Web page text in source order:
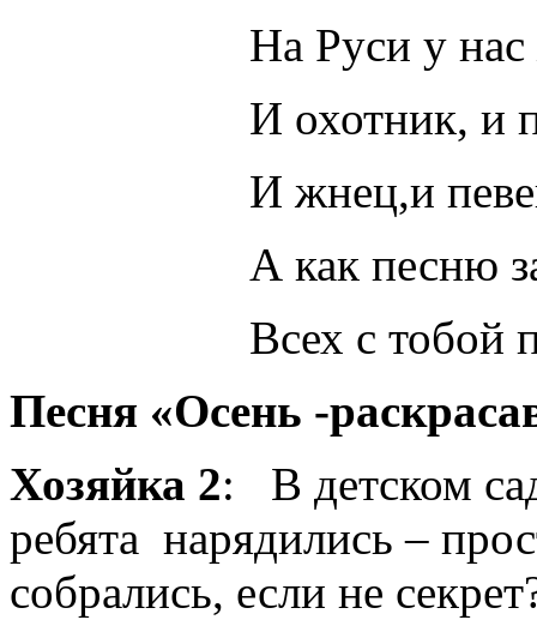
На Руси у нас
И охотник, и
И жнец,и
А как песню
Всех с тобой
Песня «Осень -
Хозяйка 2: В детском
ребята нарядились –
собрались, если не